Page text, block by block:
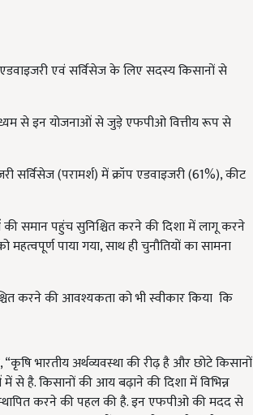
एवं सर्विसेज के लिए सदस्य किसानों से
से इन योजनाओं से जुड़े एफपीओ वित्तीय रूप से
सर्विसेज (परामर्श) में क्रॉप एडवाइजरी (61%), कीट
समान पहुंच सुनिश्चित करने की दिशा में लागू करने
महत्वपूर्ण पाया गया, साथ ही चुनौतियों का सामना
करने की आवश्यकता को भी स्वीकार किया कि
भारतीय अर्थव्यवस्था की रीढ़ है और छोटे किसानों
से है. किसानों की आय बढ़ाने की दिशा में विभिन्न
करने की पहल की है. इन एफपीओ की मदद से